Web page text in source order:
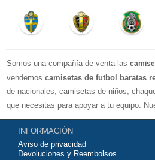
Somos una compañía de venta las
vendemos camisetas de futbol baratas
de nacionales, camisetas de niños,
que necesitas para apoyar a tu equipo.
exelente calidad y buen precio. Espero
Agradecemos sus comentarios y
INFORMACIÓN
Aviso de privacidad
Devoluciones y Reembolsos